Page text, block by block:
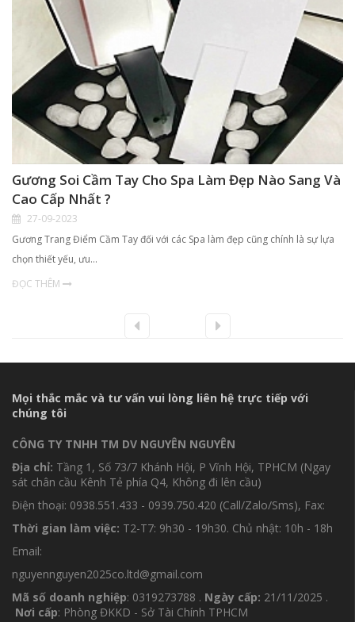
Gương Soi Cầm Tay Cho Spa Làm Đẹp Nào Sang Và
Cao Cấp Nhất ?
27-09-2023
Gương Trang Điểm Cầm Tay đối với các Spa làm đẹp cũng chính là sự lựa
chọn thiết yếu, ưu…
ĐỌC THÊM
Mọi thắc mắc và tư vấn vui lòng liên hệ trực tiếp với
chúng tôi
CÔNG TY TNHH TM DV NGUYÊN NGUYÊN
Địa chỉ: Tầng 1, Số 73/7 Khánh Hội, P Vĩnh Hội, TPHCM (Ngay
sát chân cầu Kênh Tẻ phía Q4, Không đi lên cầu)
Điện thoại: 0938.551.433 - 0939.750.420 (Call/Zalo/Sms), Fax:
Thời gian làm việc: T2-T7: 9h30 - 19h30. Chủ nhật: 10h - 18h
Email:
nguyennguyen2025co.ltd@gmail.com
Mã số doanh nghiệp: 0319273788 . Ngày cấp: 21/11/2025 .
Nơi cấp: Phòng ĐKKD - Sở Tài Chính TPHCM